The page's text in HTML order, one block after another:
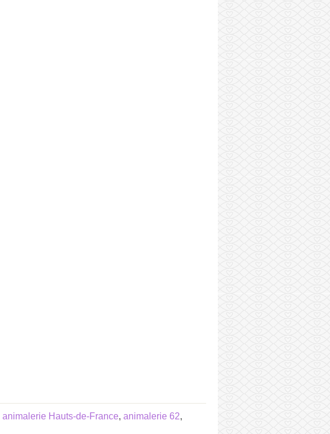
animalerie Hauts-de-France, animalerie 62,